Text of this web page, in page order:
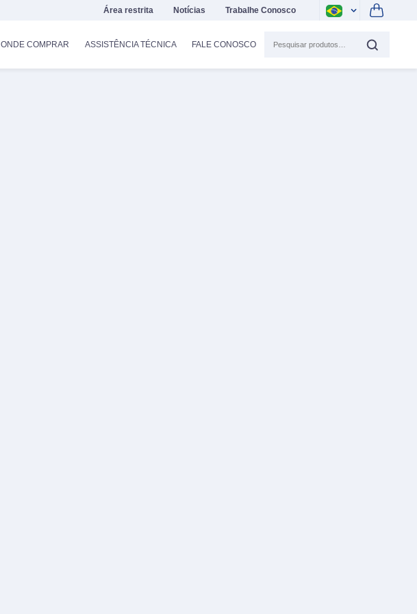
Área restrita Notícias Trabalhe Conosco
ONDE COMPRAR ASSISTÊNCIA TÉCNICA FALE CONOSCO